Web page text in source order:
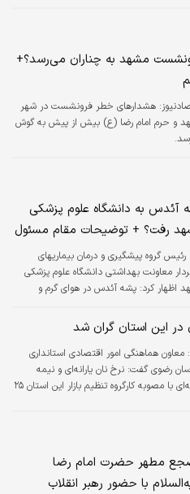
انتظار می‌رود نمایشگاه خودرو مشهد تا پایان ۹ ماه
اول سال ۱۴۰۳، همچنان در صدر نمایشگاه‌های
برگزارشده باقی بماند.
مشهد به چناران می‌رسد؟+
هشدارهای خطر فرونشست در شهر
و حرم امام رضا (ع) بیش از پیش به گوش
آئدس به دانشگاه علوم پزشکی
رفت؟ + توضیحات مقام مسئول
رئیس گروه پیشگیری و درمان بیماریهای
معاونت بهداشتی دانشگاه علوم پزشکی
اظهار کرد: پشه آئدس در هوای گرم و
های صورت گرفته نمونه ای از این پشه در
تحت پوشش دانشگاه گزارش نشده است.
در این استان گران شد
معاون هماهنگی امور اقتصادی استانداری
رضوی گفت: نرخ نان یارانه‌ای و نیمه
یارانه‌ای با مصوبه کارگروه تنظیم بازار این استان ۲۵
مطهر حضرت امام رضا
با حضور رهبر انقلاب